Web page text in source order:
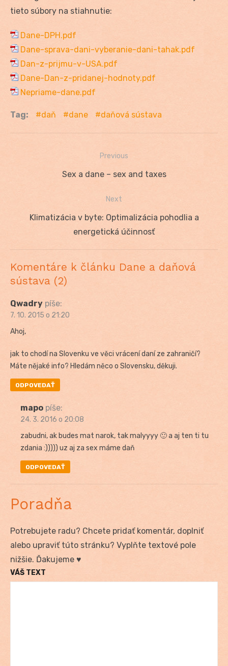
tieto súbory na stiahnutie:
Dane-DPH.pdf
Dane-sprava-dani-vyberanie-dani-tahak.pdf
Dan-z-prijmu-v-USA.pdf
Dane-Dan-z-pridanej-hodnoty.pdf
Nepriame-dane.pdf
Tag: daň dane daňová sústava
Navigácia
Previous
Previous
Sex a dane – sex and taxes
Next
NextKlimatizácia v byte: Optimalizácia pohodlia a
energetická účinnosť
Komentáre k článku Dane a daňová
sústava (2)
Qwadry píše:
7. 10. 2015 o 21:20
Ahoj,
jak to chodí na Slovenku ve věci vrácení daní ze zahraničí?
Máte nějaké info? Hledám něco o Slovensku, děkuji.
ODPOVEDAŤ
mapo píše:
24. 3. 2016 o 20:08
zabudni, ak budes mat narok, tak malyyyy 🙂 a aj ten ti tu
zdania :))))) uz aj za sex máme daň
ODPOVEDAŤ
Poradňa
Potrebujete radu? Chcete pridať komentár, doplniť
alebo upraviť túto stránku? Vyplňte textové pole
nižšie. Ďakujeme ♥
VÁŠ TEXT